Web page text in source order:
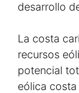
desarrollo
La costa
recursos
potencial
eólica